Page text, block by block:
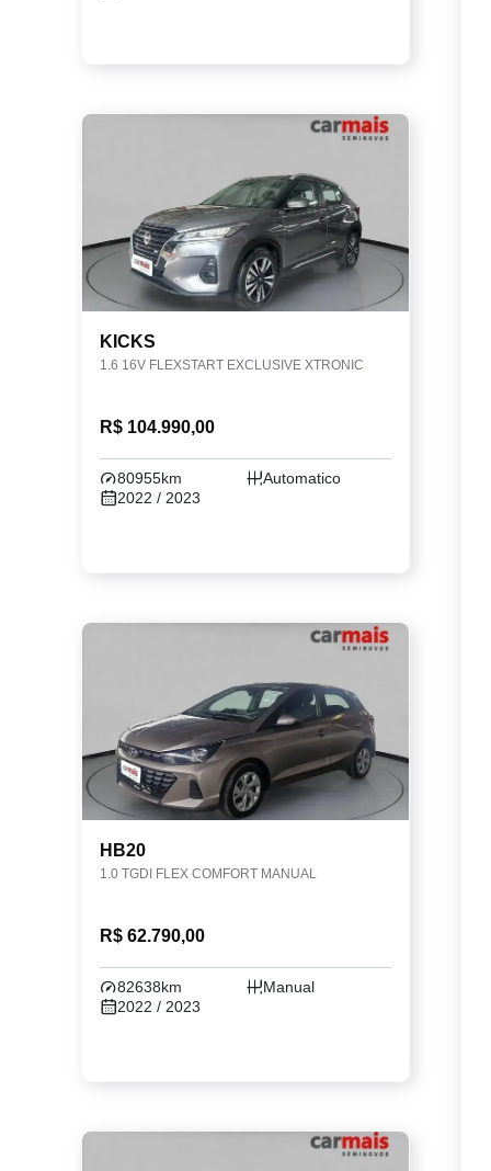
KICKS
1.6 16V FLEXSTART EXCLUSIVE XTRONIC
R$ 104.990,00
80955km
Automatico
2022 / 2023
HB20
1.0 TGDI FLEX COMFORT MANUAL
R$ 62.790,00
82638km
Manual
2022 / 2023